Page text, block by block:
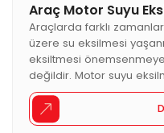
Araç Motor Suyu
Araçlarda farklı
üzere su eksilmesi
eksiltmesi
değildir. Motor suyu
konusudur. Bu sızıntı;
aşınma gibi hasarlar
Motor Suyu Eksilmesinin